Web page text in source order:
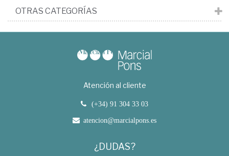
OTRAS CATEGORÍAS
Atención al cliente
(+34) 91 304 33 03
atencion@marcialpons.es
¿DUDAS?